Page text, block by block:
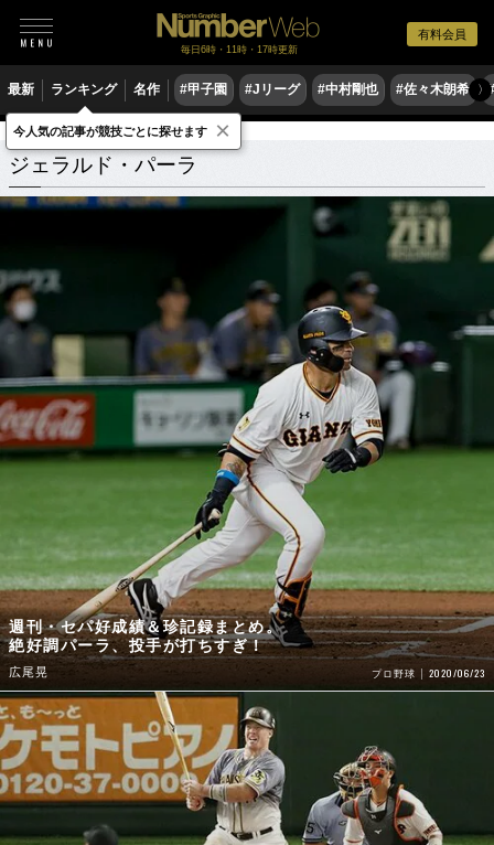
有料会員
毎日6時・11時・17時更新
最新 ランキング 名作 #甲子園 #Jリーグ #中村剛也 #佐々木朗希 〉
ジェラルド・パーラ 関連記事
ジェラルド・パーラ
週刊・セパ好成績＆珍記録まとめ。
絶好調パーラ、投手が打ちすぎ！
広尾晃 プロ野球 2020/06/23
今人気の記事が競技ごとに探せます ×